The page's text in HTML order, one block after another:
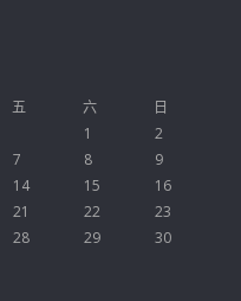
五 六
日
1
2
7 8
9
14 15
16
21 22
23
28 29
30